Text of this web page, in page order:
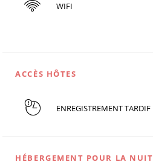
WIFI
ACCÈS HÔTES
ENREGISTREMENT TARDIF
HÉBERGEMENT POUR LA NUIT